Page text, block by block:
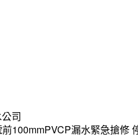
司
100mmPVCP漏水緊急搶修